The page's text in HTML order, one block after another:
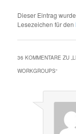
Dieser Eintrag
Lesezeichen für den
36 KOMMENTARE ZU „
WORKGROUPS“